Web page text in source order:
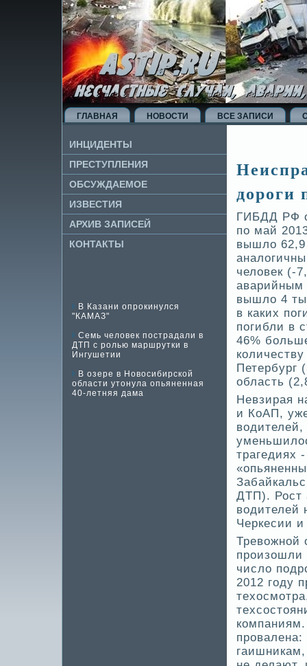
ГЛАВНАЯ НОВОСТИ ВСЕ ЗАПИСИ
ИНЦИДЕНТЫ
ПРЕСТУПЛЕНИЯ
ОБСУЖДАЕМОЕ
ИЗВЕ­СТИЯ
АРХИВ ЗАПИСЕЙ
КОНТАКТЫ
В Казани опрокинулся
"КАМАЗ"
Семь человек пострадали в
ДТП с ролью маршрутки в
Ингушетии
В озере в Новосибирской
области утонула опьяненная
40-летняя дама
дороги
ГИБДД РФ
по май
вышло 62,9
челове­к (-
аварийным
вышло 4
в каких
погибли в
46%
область
Невзирая
и КоАП,
трагедиях
ДТП). Рост
водителей
Черкесии
Тревожной
произошли
число
2012 году